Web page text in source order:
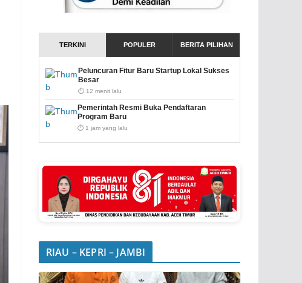
TERKINI POPULER BERITA PILIHAN
Peluncuran Fitur Baru Startup Lokal Sukses
Besar
⏱️ 12 menit lalu
Pemerintah Resmi Buka Pendaftaran
Program Baru
⏱️ 1 jam yang lalu
RIAU – KEPRI – JAMBI